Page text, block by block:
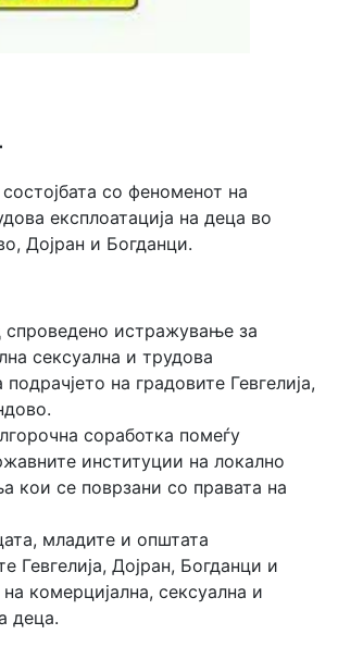
со феноменот на
експлоатација на деца во
Дојран и Богданци.
истражување за
сексуална и трудова
на градовите Гевгелија,
соработка помеѓу
институции на локално
кои се поврзани со правата на
младите и општата
Гевгелија, Дојран, Богданци и
комерцијална, сексуална и
деца.